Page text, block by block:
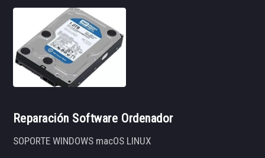
Reparación Software Ordenador
SOPORTE WINDOWS macOS LINUX